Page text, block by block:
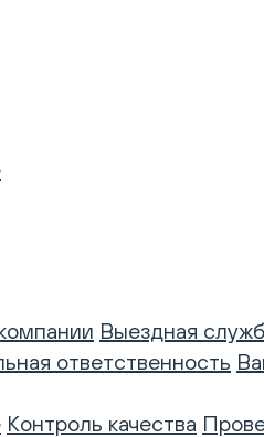
Выездная
ответственность
Контроль качества